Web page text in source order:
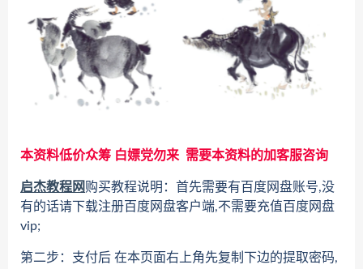
本资料低价众筹 白嫖党勿来 需要本资料的加客服咨询
启杰教程网购买教程说明：首先需要有百度网盘账号,没
有的话请下载注册百度网盘客户端,不需要充值百度网盘
vip;
第二步：支付后 在本页面右上角先复制下边的提取密码,